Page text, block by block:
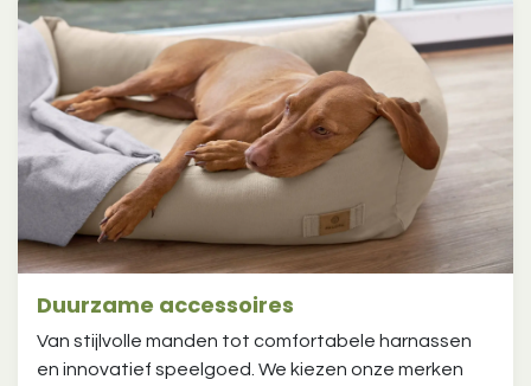
Duurzame accessoires
Van stijlvolle manden tot comfortabele harnassen
en innovatief speelgoed. We kiezen onze merken